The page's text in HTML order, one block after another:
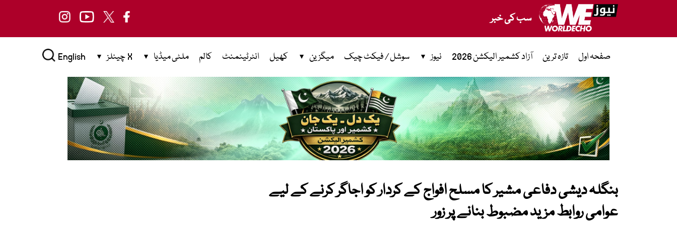
سب کی خبر
صفحہ اول تازہ ترین آزاد کشمیر الیکشن 2026 نیوز سوشل / فیکٹ چیک میگزین کھیل انٹرٹینمنٹ کالم ملٹی میڈیا X چینلز English
بنگلہ دیشی دفاعی مشیر کا مسلح افواج کے کردار کو اجاگر کرنے کے لیے
عوامی روابط مزید مضبوط بنانے پر زور